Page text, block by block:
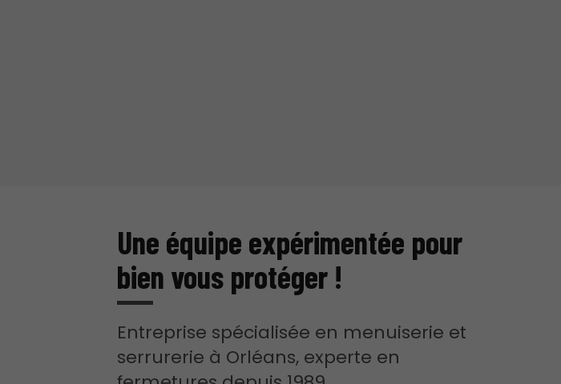
Une équipe expérimentée pour
bien vous protéger !
Entreprise spécialisée en menuiserie et
serrurerie à Orléans, experte en